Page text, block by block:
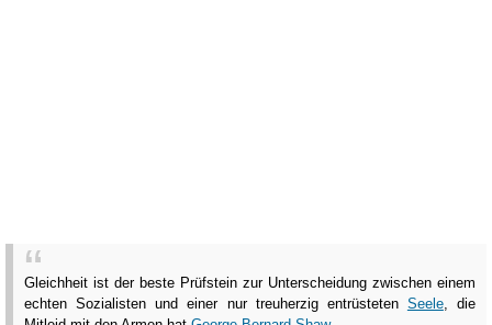
Gleichheit ist der beste Prüfstein zur Unterscheidung zwischen einem
echten Sozialisten und einer nur treuherzig entrüsteten Seele, die